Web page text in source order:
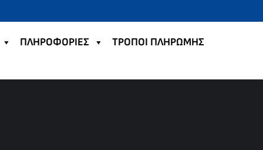
ΠΛΗΡΟΦΟΡΙΕΣ TΡΟΠΟΙ ΠΛΗΡΩΜΗΣ